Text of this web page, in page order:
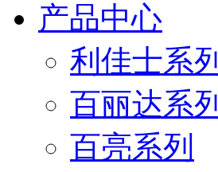
产品中心
利佳士系列
百丽达系列
百亮系列